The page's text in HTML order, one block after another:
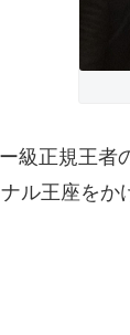
正規王者
ル王座を